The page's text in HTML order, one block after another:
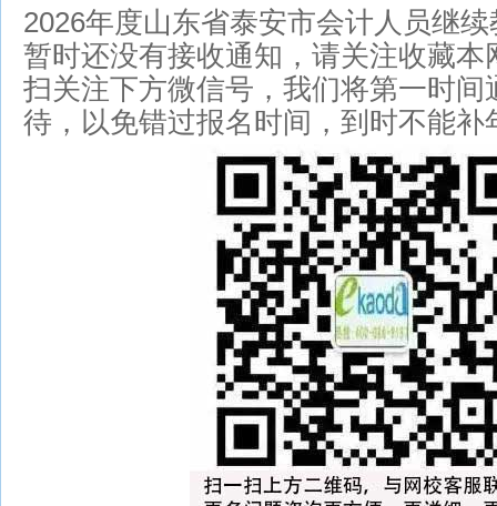
2026年度山东省泰安市会计人员继
暂时还没有接收通知，请关注收藏本
扫关注下方微信号，我们将第一时间
待，以免错过报名时间，到时不能补